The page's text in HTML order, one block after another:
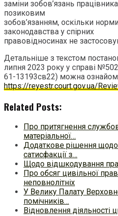
заміни зобов’язань
позиковим
зобов’язанням, оскільки
законодавства у спірних
правовідносинах не
Детальніше з текстом
липня 2023 року у справі
61-13193св22) можна
https://reyestr.court.gov.ua/
Related Posts:
Про притягнення
матеріальної…
Додаткове рішення
сатисфакції з…
Щодо відшкодування
Про обсяг цивільної
неповнолітніх
У Велику Палату
помічників…
Відновлення діяльності